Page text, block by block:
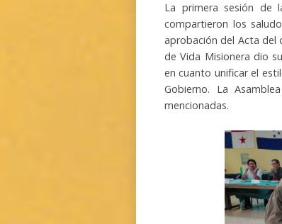
La primera sesión de
compartieron los
aprobación del Acta del
de Vida Misionera dio
en cuanto unificar el
Gobierno. La
mencionadas.